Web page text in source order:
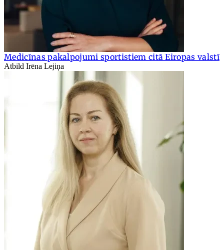
Medicīnas pakalpojumi sportistiem citā Eiropas valstī
Atbild Irēna Lejiņa